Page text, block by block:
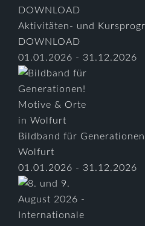
Aktivitäten- und
DOWNLOAD
01.01.2026 - 31.12.2026
Bildband für
Wolfurt
01.01.2026 - 31.12.2026